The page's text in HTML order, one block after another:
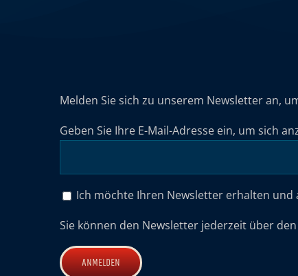
Melden Sie sich zu unserem Newsletter an,
Geben Sie Ihre E-Mail-Adresse ein, um sich
Ich möchte Ihren Newsletter erhalten und
Sie können den Newsletter jederzeit über